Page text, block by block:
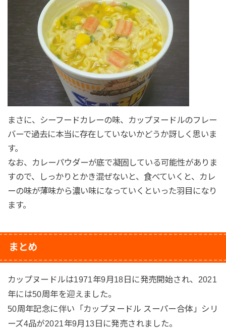
まさに、シーフードカレーの味、カップヌードルのフレー
バーで過去に本当に存在していないかどうか訝しく思いま
す。
なお、カレーパウダーが底で凝固している可能性がありま
すので、しっかりとかき混ぜないと、食べていくと、カレ
ーの味が薄味から濃い味になっていくといった羽目になり
ます。
まとめ
カップヌードルは1971年9月18日に発売開始され、2021
年には50周年を迎えました。
50周年記念に伴い「カップヌードル スーパー合体」シリ
ーズ4品が2021年9月13日に発売されました。